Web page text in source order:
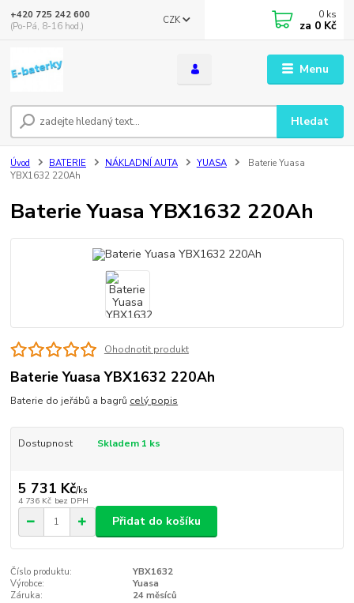
Menu
CZK
Hledat
+420 725 242 600
(Po-Pá, 8-16 hod.)
0 ks
za 0 Kč
Úvod BATERIE NÁKLADNÍ AUTA YUASA
Baterie Yuasa
YBX1632 220Ah
Baterie Yuasa YBX1632 220Ah
Ohodnotit produkt
Baterie Yuasa YBX1632 220Ah
Baterie do jeřábů a bagrů celý popis
Dostupnost Skladem 1 ks
5 731 Kč/ks
4 736 Kč bez DPH
Přidat do košíku
Číslo produktu:
YBX1632
Výrobce:
Yuasa
Záruka:
24 měsíců